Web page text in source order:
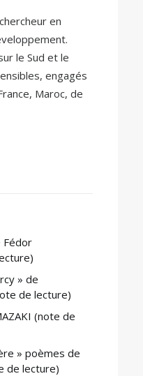
en
le Sud et le
engagés
Maroc, de
Fédor
» de
de lecture)
(note de
» poèmes de
de lecture)